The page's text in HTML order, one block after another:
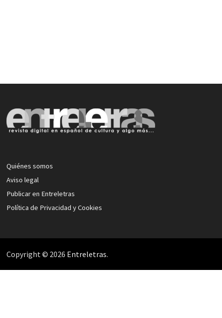
Quiénes somos
Aviso legal
Publicar en Entreletras
Política de Privacidad y Cookies
Copyright © 2026 Entreletras.